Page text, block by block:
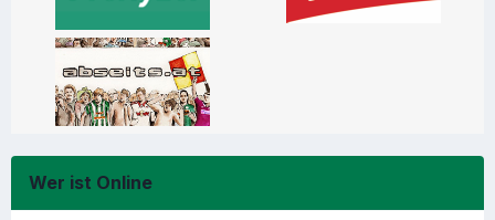
Wer ist Online